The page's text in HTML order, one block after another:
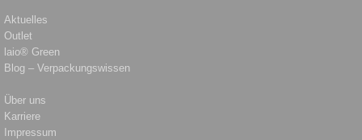
Aktuelles
Outlet
laio® Green
Blog – Verpackungswissen
Über uns
Karriere
Impressum